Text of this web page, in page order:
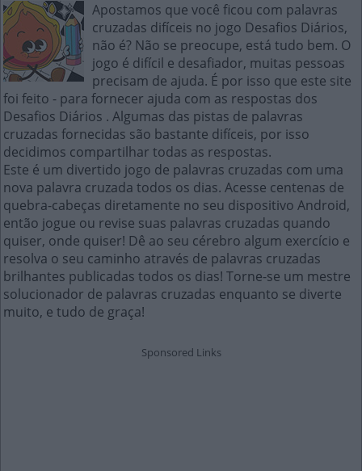
Apostamos que você ficou com palavras
cruzadas difíceis no jogo Desafios Diários,
não é? Não se preocupe, está tudo bem. O
jogo é difícil e desafiador, muitas pessoas
precisam de ajuda. É por isso que este site
foi feito - para fornecer ajuda com as respostas dos
Desafios Diários . Algumas das pistas de palavras
cruzadas fornecidas são bastante difíceis, por isso
decidimos compartilhar todas as respostas.
Este é um divertido jogo de palavras cruzadas com uma
nova palavra cruzada todos os dias. Acesse centenas de
quebra-cabeças diretamente no seu dispositivo Android,
então jogue ou revise suas palavras cruzadas quando
quiser, onde quiser! Dê ao seu cérebro algum exercício e
resolva o seu caminho através de palavras cruzadas
brilhantes publicadas todos os dias! Torne-se um mestre
solucionador de palavras cruzadas enquanto se diverte
muito, e tudo de graça!